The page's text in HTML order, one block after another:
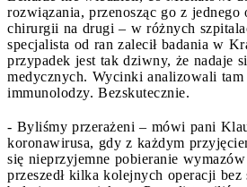
rozwiązania, przenosząc go z
chirurgii na drugi – w różnych
specjalista od ran zalecił badania w
przypadek jest tak dziwny, że nadaje
medycznych. Wycinki analizowali
immunolodzy. Bezskutecznie.
- Byliśmy przerażeni – mówi pani
koronawirusa, gdy z każdym
się nieprzyjemne pobieranie
przeszedł kilka kolejnych operacji